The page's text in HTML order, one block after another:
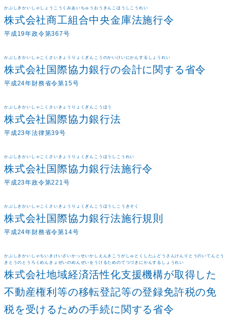
かぶしきかいしゃしょうこうくみあいちゅうおうきんこほうしこうれい
株式会社商工組合中央金庫法施行令
平成19年政令第367号
かぶしきかいしゃこくさいきょうりょくぎんこうのかいけいにかんするしょうれい
株式会社国際協力銀行の会計に関する省令
平成24年財務省令第15号
かぶしきかいしゃこくさいきょうりょくぎんこうほう
株式会社国際協力銀行法
平成23年法律第39号
かぶしきかいしゃこくさいきょうりょくぎんこうほうしこうれい
株式会社国際協力銀行法施行令
平成23年政令第221号
かぶしきかいしゃこくさいきょうりょくぎんこうほうしこうきそく
株式会社国際協力銀行法施行規則
平成24年財務省令第14号
かぶしきかいしゃちいきけいざいかっせいかしえんきこうがしゅとくしたふどうさんけんりとうのいてんとう
きとうのとうろくめんきょぜいのめんぜいをうけるためのてつづきにかんするしょうれい
株式会社地域経済活性化支援機構が取得した
不動産権利等の移転登記等の登録免許税の免
税を受けるための手続に関する省令